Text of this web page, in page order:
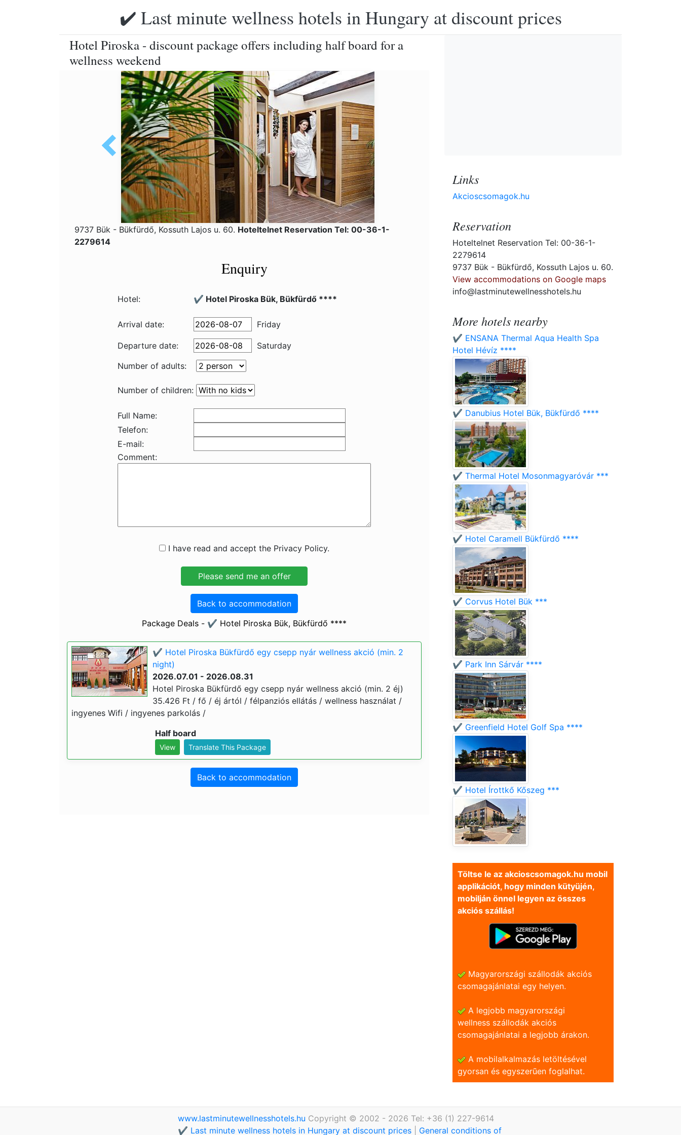
✔️ Last minute wellness hotels in Hungary at discount prices
Hotel Piroska - discount package offers including half board for a
wellness weekend
9737 Bük - Bükfürdő, Kossuth Lajos u. 60. Hoteltelnet Reservation Tel: 00-36-1-
2279614
Enquiry
Hotel: ✔️ Hotel Piroska Bük, Bükfürdő ****
Arrival date: Friday
Departure date:
Saturday
Number of adults:
Number of children:
Full Name:
Telefon:
E-mail:
Comment:
I have read and accept the Privacy Policy.
Back to accommodation
Package Deals - ✔️ Hotel Piroska Bük, Bükfürdő ****
✔️ Hotel Piroska Bükfürdő egy csepp nyár wellness akció (min. 2
night)
2026.07.01 - 2026.08.31
Hotel Piroska Bükfürdő egy csepp nyár wellness akció (min. 2 éj)
35.426 Ft / fő / éj ártól / félpanziós ellátás / wellness használat /
ingyenes Wifi / ingyenes parkolás /
Half board
View Translate This Package
Back to accommodation
Links
Akcioscsomagok.hu
Reservation
Hoteltelnet Reservation Tel: 00-36-1-
2279614
9737 Bük - Bükfürdő, Kossuth Lajos u. 60.
View accommodations on Google maps
info@lastminutewellnesshotels.hu
More hotels nearby
✔️ ENSANA Thermal Aqua Health Spa
Hotel Hévíz ****
✔️ Danubius Hotel Bük, Bükfürdő ****
✔️ Thermal Hotel Mosonmagyaróvár ***
✔️ Hotel Caramell Bükfürdő ****
✔️ Corvus Hotel Bük ***
✔️ Park Inn Sárvár ****
✔️ Greenfield Hotel Golf Spa ****
✔️ Hotel Írottkő Kőszeg ***
Töltse le az akcioscsomagok.hu mobil
applikációt, hogy minden kütyüjén,
mobilján önnel legyen az összes
akciós szállás!
Magyarországi szállodák akciós
csomagajánlatai egy helyen.
A legjobb magyarországi
wellness szállodák akciós
csomagajánlatai a legjobb árakon.
A mobilalkalmazás letöltésével
gyorsan és egyszerũen foglalhat.
www.lastminutewellnesshotels.hu Copyright © 2002 - 2026 Tel: +36 (1) 227-9614
✔️ Last minute wellness hotels in Hungary at discount prices
General conditions of